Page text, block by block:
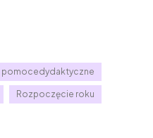
pomocedydaktyczne
Rozpoczęcie roku